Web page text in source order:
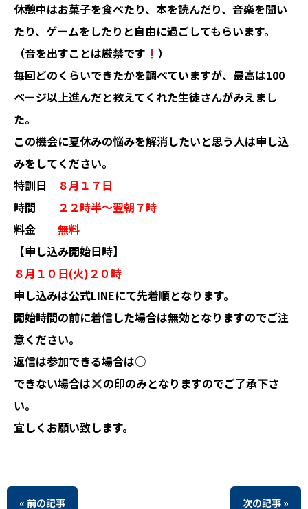
休憩中はお菓子を食べたり、本を読んだり、音楽を聞い
たり、ゲームをしたりと自由に過ごしてもらいます。
（音を出すことは厳禁です
）
毎回どのくらいできたかを調べていますが、最高は100
ページ以上進んだと教えてくれた生徒さんがみえまし
た。
この機会に夏休みの悩みを解消したいと思う人は申し込
みをしてください。
特訓日
８月１７日
時間
２２時半〜翌朝７時
料金 無料
【申し込み開始日時】
８月１０日(火)２０時
申し込みは公式LINEにて先着順となります。
開始時間の前に着信した場合は無効となりますのでご注
意ください。
返信は参加できる場合は○
できない場合は
の印のみとなりますのでご了承下さ
い。
宜しくお願い致します。
« 前の記事 次の記事 »